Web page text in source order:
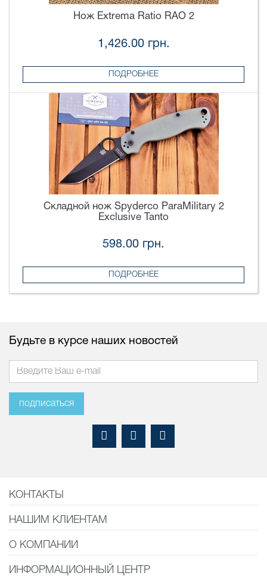
Нож Extrema Ratio RAO 2
1,426.00 грн.
ПОДРОБНЕЕ
Складной нож Spyderco ParaMilitary 2
Exclusive Tanto
598.00 грн.
ПОДРОБНЕЕ
Будьте в курсе наших новостей
подписаться
КОНТАКТЫ
НАШИМ КЛИЕНТАМ
О КОМПАНИИ
ИНФОРМАЦИОННЫЙ ЦЕНТР